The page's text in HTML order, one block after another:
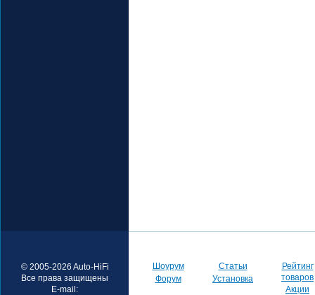
© 2005-2026 Auto-HiFi
Все права защищены
E-mail:
Шоурум
Форум
Статьи
Установка
Рейтинг
товаров
Акции